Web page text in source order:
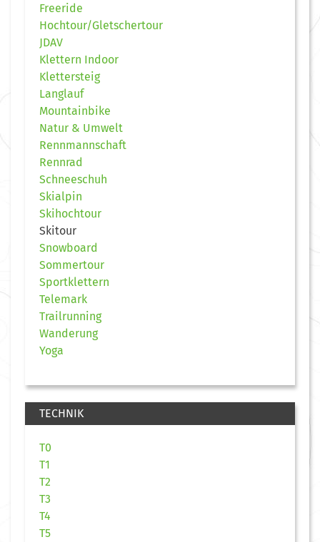
Freeride
Hochtour/Gletschertour
JDAV
Klettern Indoor
Klettersteig
Langlauf
Mountainbike
Natur & Umwelt
Rennmannschaft
Rennrad
Schneeschuh
Skialpin
Skihochtour
Skitour
Snowboard
Sommertour
Sportklettern
Telemark
Trailrunning
Wanderung
Yoga
TECHNIK
T0
T1
T2
T3
T4
T5